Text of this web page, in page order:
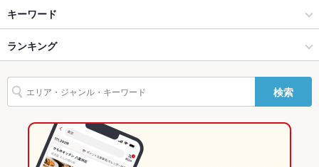
ー
駐車場
その他設備 －
その他
飲み放題 あり ：コース時のみ
食べ放題 なし
金沢市他・野々市・白山・内灘 × 居酒屋
金沢市他・野々市・白山・内灘 × 和風
松任駅 × 居酒屋
松任駅 × 和風
白山市 × 居酒屋
白山市 × 和風
石川
石川 × 居酒屋
石川 × 和風
松任駅
キーワード
手羽先 からあげ
茶碗蒸し つくね 地鶏 グラタン ピザ
ランキング
石川のグルメランキング
石川の居酒屋ランキング
金沢市他・野々市・白山・内灘のグルメランキング
検索